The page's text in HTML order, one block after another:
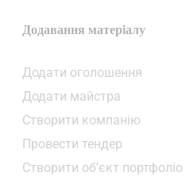
Додавання матеріалу
Додати oголошення
Додати майстра
Створити компанiю
Провести тендер
Створити об’єкт портфоліо